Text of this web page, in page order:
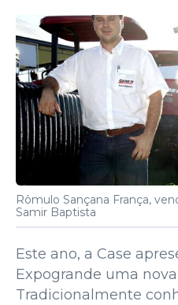
Rômulo Sançana França,
Samir Baptista
Este ano, a Case
Expogrande uma
Tradicionalmente